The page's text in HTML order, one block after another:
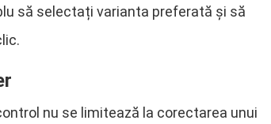
să selectați varianta preferată și să
nu se limitează la corectarea unui